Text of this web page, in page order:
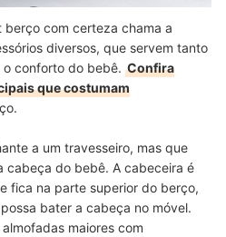
berço com certeza chama a
diversos, que servem tanto
conforto do bebê. Confira
que costumam
a um travesseiro, mas que
cabeça do bebê. A cabeceira é
fica na parte superior do berço,
bater a cabeça no móvel.
almofadas maiores com